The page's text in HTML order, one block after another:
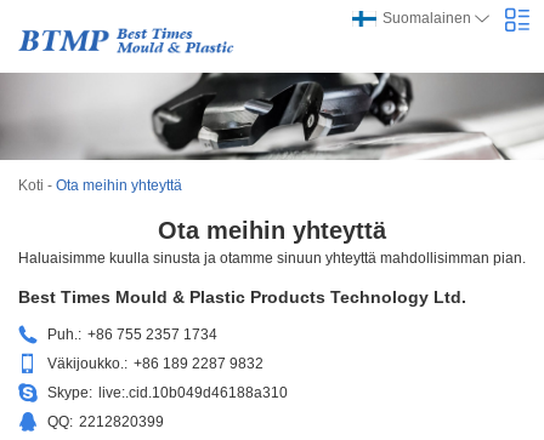
Suomalainen
Koti - Ota meihin yhteyttä
Ota meihin yhteyttä
Haluaisimme kuulla sinusta ja otamme sinuun yhteyttä mahdollisimman pian.
Best Times Mould & Plastic Products Technology Ltd.
Puh.: +86 755 2357 1734
Väkijoukko.: +86 189 2287 9832
Skype: live:.cid.10b049d46188a310
QQ: 2212820399